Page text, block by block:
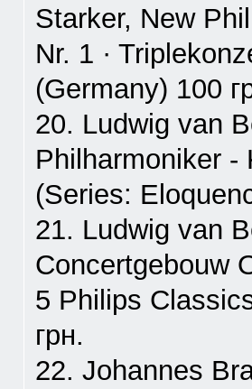
Starker, New
Nr. 1 ·
(Germany) 100
20. Ludwig van
Philharmoniker -
(Series:
21. Ludwig van
Concertgebouw
5 Philips
грн.
22. Johannes